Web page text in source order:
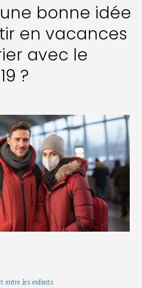
bonne idée
en vacances
avec le
?
entre les enfants